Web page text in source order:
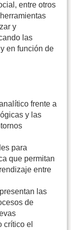
entre otros
y
las
en función de
frente a
y las
para
que permitan
entre
las
de
crítico el